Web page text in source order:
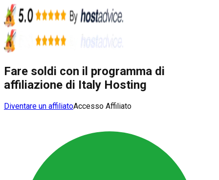
Fare soldi con il programma di
affiliazione di Italy Hosting
Diventare un affiliatoAccesso Affiliato